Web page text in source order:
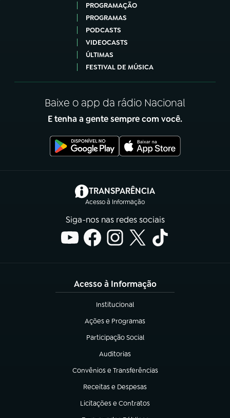
PROGRAMAÇÃO
PROGRAMAS
PODCASTS
VIDEOCASTS
ÚLTIMAS
FESTIVAL DE MÚSICA
Baixe o app da rádio Nacional
E tenha a gente sempre com você.
TRANSPARÊNCIA
Acesso à Informação
(abre em nova aba)
Siga-nos nas redes sociais
Acesso à Informação
Institucional
(abre em nova aba)
Ações e Programas
(abre em nova aba)
Participação Social
(abre em nova aba)
Auditorias
(abre em nova aba)
Convênios e Transferências
(abre em nova aba)
Receitas e Despesas
(abre em nova aba)
Licitações e Contratos
(abre em nova aba)